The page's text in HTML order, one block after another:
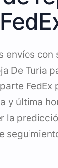
envíos con
De Turia
FedEx
y última
la